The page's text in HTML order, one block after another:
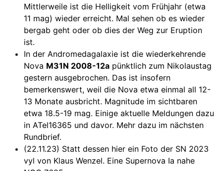
Mittlerweile ist die Helligkeit vom Frühjahr (etwa
11 mag) wieder erreicht. Mal sehen ob es wieder
bergab geht oder ob dies der Weg zur Eruption
ist.
In der Andromedagalaxie ist die wiederkehrende
Nova M31N 2008-12a pünktlich zum Nikolaustag
gestern ausgebrochen. Das ist insofern
bemerkenswert, weil die Nova etwa einmal all 12-
13 Monate ausbricht. Magnitude im sichtbaren
etwa 18.5-19 mag. Einige aktuelle Meldungen dazu
in ATel16365 und davor. Mehr dazu im nächsten
Rundbrief.
(22.11.23) Statt dessen hier ein Foto der SN 2023
vyl von Klaus Wenzel. Eine Supernova Ia nahe